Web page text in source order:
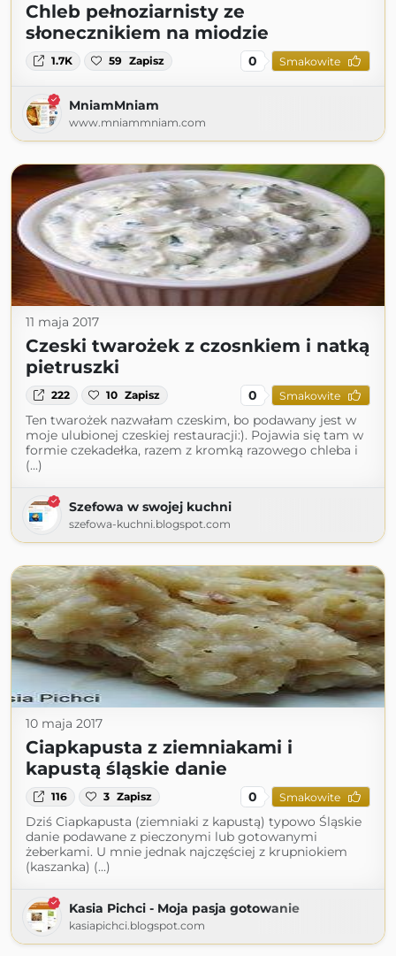
Chleb pełnoziarnisty ze
słonecznikiem na miodzie
1.7K 59 Zapisz 0 Smakowite
MniamMniam
www.mniammniam.com
11 maja 2017
Czeski twarożek z czosnkiem i natką
pietruszki
222 10 Zapisz 0 Smakowite
Ten twarożek nazwałam czeskim, bo podawany jest w
moje ulubionej czeskiej restauracji:). Pojawia się tam w
formie czekadełka, razem z kromką razowego chleba i
(...)
Szefowa w swojej kuchni
szefowa-kuchni.blogspot.com
10 maja 2017
Ciapkapusta z ziemniakami i
kapustą śląskie danie
116 3 Zapisz 0 Smakowite
Dziś Ciapkapusta (ziemniaki z kapustą) typowo Śląskie
danie podawane z pieczonymi lub gotowanymi
żeberkami. U mnie jednak najczęściej z krupniokiem
(kaszanka) (...)
Kasia Pichci - Moja pasja gotowanie
kasiapichci.blogspot.com